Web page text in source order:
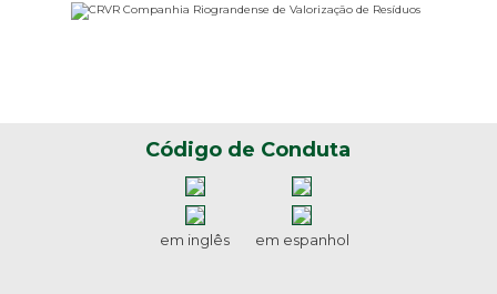
Código de Conduta
em inglês em espanhol